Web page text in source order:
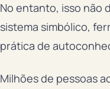
No entanto, isso não
sistema simbólico,
prática de
Milhões de pessoas